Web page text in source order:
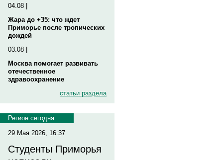
04.08 |
Жара до +35: что ждет
Приморье после тропических
дождей
03.08 |
Москва помогает развивать
отечественное
здравоохранение
статьи раздела
Регион сегодня
29 Мая 2026, 16:37
Студенты Приморья